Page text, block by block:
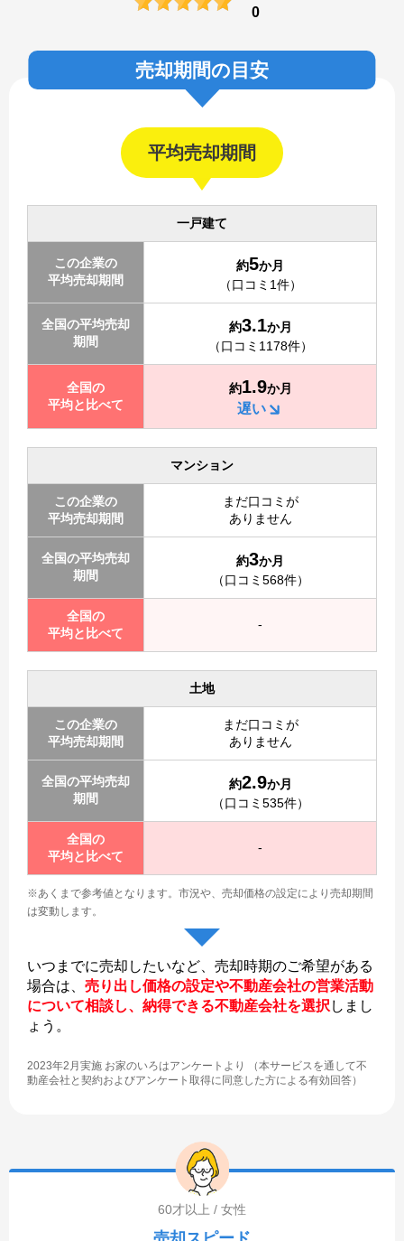
0
売却期間の目安
平均売却期間
一戸建て
この企業の
平均売却期間
約5か月
（口コミ1件）
全国の平均売却
期間
約3.1か月
（口コミ1178件）
全国の
平均と比べて
約1.9か月
遅い
マンション
この企業の
平均売却期間
まだ口コミが
ありません
全国の平均売却
期間
約3か月
（口コミ568件）
全国の
平均と比べて
-
土地
この企業の
平均売却期間
まだ口コミが
ありません
全国の平均売却
期間
約2.9か月
（口コミ535件）
全国の
平均と比べて
-
※あくまで参考値となります。 市況や、売却価格の設定により売却期間
は変動します。
いつまでに売却したいなど、売却時期のご希望がある
場合は、 売り出し価格の設定や不動産会社の営業活動
について相談し、納得できる不動産会社を選択 しまし
ょう。
2023年2月実施 お家のいろはアンケートより （本サービスを通して不
動産会社と契約およびアンケート取得に同意した方による有効回答）
60才以上 / 女性